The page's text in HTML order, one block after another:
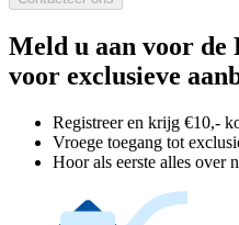
Meld u aan voor
voor exclusieve
Registreer en krijg €10,-
Vroege toegang tot
Hoor als eerste alles over